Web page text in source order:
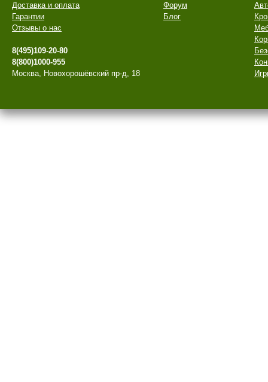
Доставка и оплата
Гарантии
Отзывы о нас
8(495)109-20-80
8(800)1000-955
Москва, Новохорошёвский пр-д, 18
Форум
Блог